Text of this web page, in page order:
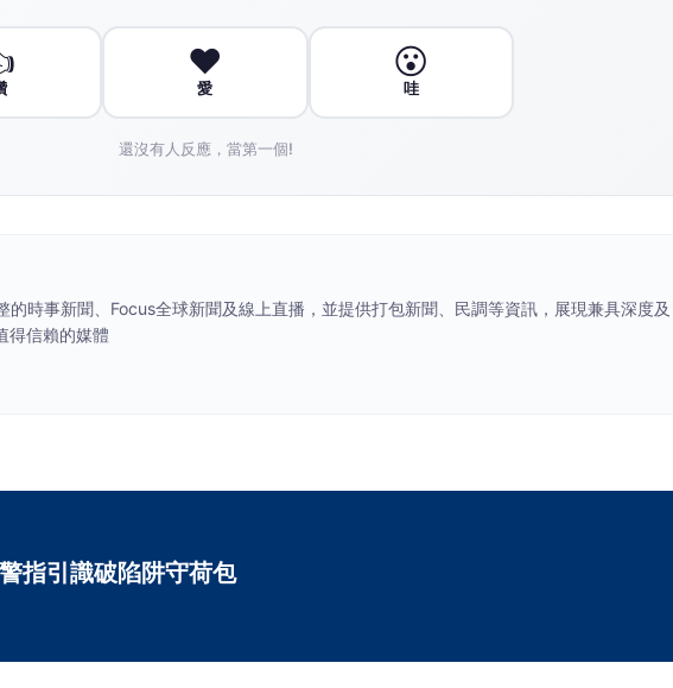
❤️
愛
😮
哇
還沒有人反應，當第一個!
的時事新聞、Focus全球新聞及線上直播，並提供打包新聞、民調等資訊，展現兼具深度及
得信賴的媒體
指引識破陷阱守荷包